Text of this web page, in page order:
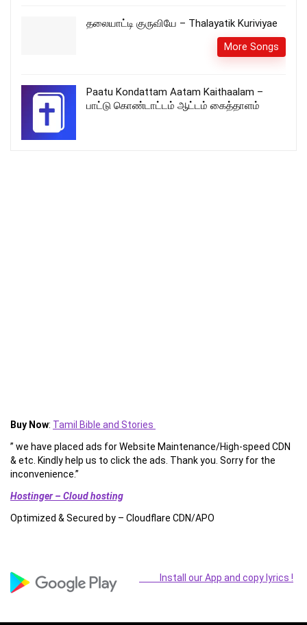
தலையாட்டி குருவியே – Thalayatik Kuriviyae
More Songs
Paatu Kondattam Aatam Kaithaalam –
பாட்டு கொண்டாட்டம் ஆட்டம் கைத்தாளம்
Buy Now: Tamil Bible and Stories
” we have placed ads for Website Maintenance/High-speed CDN
& etc. Kindly help us to click the ads. Thank you. Sorry for the
inconvenience.”
Hostinger – Cloud hosting
Optimized & Secured by – Cloudflare CDN/APO
Install our App and copy lyrics !